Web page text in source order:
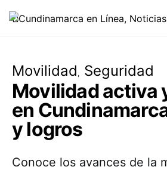
Movilidad Seguridad
Movilidad activa
en
y logros
Conoce los avances de la